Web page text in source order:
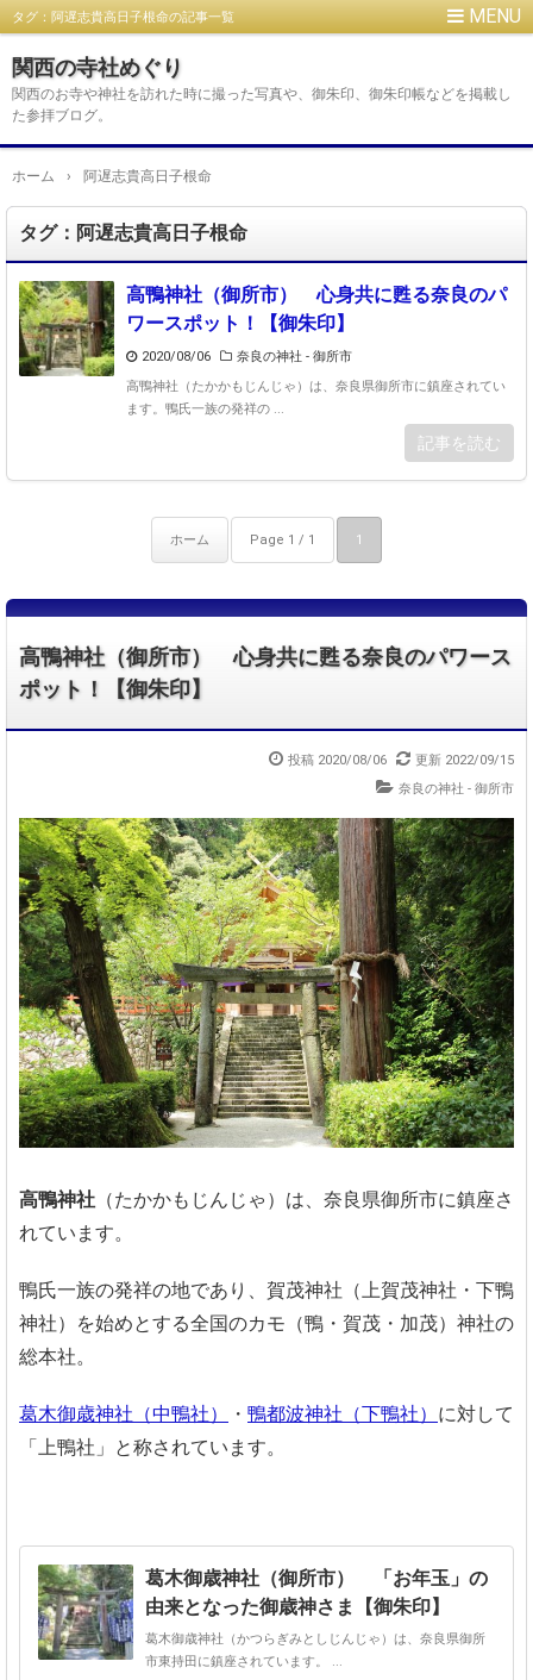
タグ：阿遅志貴高日子根命の記事一覧
関西の寺社めぐり
関西のお寺や神社を訪れた時に撮った写真や、御朱印、御朱印帳などを掲載し
た参拝ブログ。
ホーム › 阿遅志貴高日子根命
タグ：阿遅志貴高日子根命
高鴨神社（御所市） 心身共に甦る奈良のパ
ワースポット！【御朱印】
2020/08/06
奈良の神社 - 御所市
高鴨神社（たかかもじんじゃ）は、奈良県御所市に鎮座されてい
ます。鴨氏一族の発祥の ...
記事を読む
ホーム Page 1 / 1 1
高鴨神社（御所市） 心身共に甦る奈良のパワース
ポット！【御朱印】
投稿 2020/08/06
更新 2022/09/15
奈良の神社 - 御所市
高鴨神社 （たかかもじんじゃ）は、奈良県御所市に鎮座さ
れています。
鴨氏一族の発祥の地であり、賀茂神社（上賀茂神社・下鴨
神社）を始めとする全国のカモ（鴨・賀茂・加茂）神社の
総本社。
葛木御歳神社（中鴨社） ・ 鴨都波神社（下鴨社） に対して
「上鴨社」と称されています。
葛木御歳神社（御所市） 「お年玉」の
由来となった御歳神さま【御朱印】
葛木御歳神社（かつらぎみとしじんじゃ）は、奈良県御所
市東持田に鎮座されています。 ...